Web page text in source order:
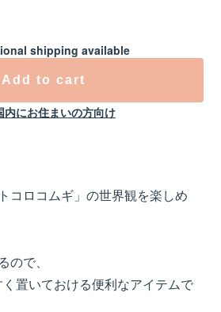
shipping available
Add to cart
内にお住まいの方向け
コロコムギ」の世界観を楽しめ
で、
置いておける便利なアイテムで